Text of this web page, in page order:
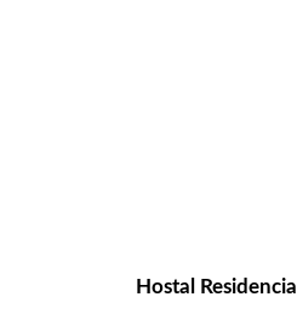
Hostal